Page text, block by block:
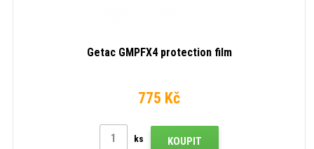
Getac GMPFX4 protection film
775 Kč
ks KOUPIT